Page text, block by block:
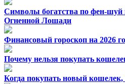
Символы богатства по фен-шуй
Огненной Лошади
Финансовый гороскоп на 2026
Почему нельзя покупать
Когда покупать новый